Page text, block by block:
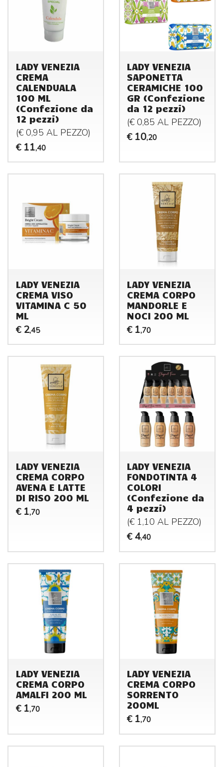
LADY VENEZIA
CREMA
CALENDUALA
100 ML
(Confezione da
12 pezzi)
(€ 0,95 AL PEZZO)
€ 11,40
LADY VENEZIA
SAPONETTA
CERAMICHE 100
GR (Confezione
da 12 pezzi)
(€ 0,85 AL PEZZO)
€ 10,20
LADY VENEZIA
CREMA VISO
VITAMINA C 50
ML
€ 2,45
LADY VENEZIA
CREMA CORPO
MANDORLE E
NOCI 200 ML
€ 1,70
LADY VENEZIA
CREMA CORPO
AVENA E LATTE
DI RISO 200 ML
€ 1,70
LADY VENEZIA
FONDOTINTA 4
COLORI
(Confezione da
4 pezzi)
(€ 1,10 AL PEZZO)
€ 4,40
LADY VENEZIA
CREMA CORPO
AMALFI 200 ML
€ 1,70
LADY VENEZIA
CREMA CORPO
SORRENTO
200ML
€ 1,70